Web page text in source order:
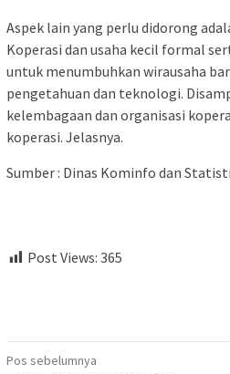
Aspek lain yang perlu didorong
Koperasi dan usaha kecil formal
untuk menumbuhkan wirausaha
pengetahuan dan teknologi.
kelembagaan dan organisasi
koperasi. Jelasnya.
Sumber : Dinas Kominfo dan
Post Views: 365
Navigasi
Pos sebelumnya